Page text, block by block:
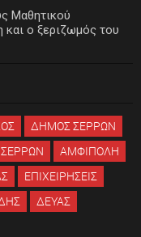
Μαθητικού
και ο ξεριζωμός του
ΔΗΜΟΣ ΣΕΡΡΩΝ
ΑΜΦΙΠΟΛΗ
ΕΠΙΧΕΙΡΗΣΕΙΣ
ΔΕΥΑΣ